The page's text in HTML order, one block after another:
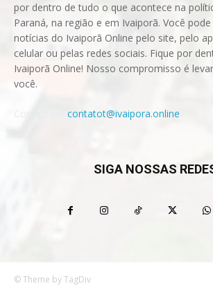
por dentro de tudo o que acontece na
Paraná, na região e em Ivaiporã. Você
notícias do Ivaiporã Online pelo site, pelo
celular ou pelas redes sociais. Fique por
Ivaiporã Online! Nosso compromisso é
você.
contatot@ivaipora.online
SIGA NOSSAS
© Theme by TagDiv